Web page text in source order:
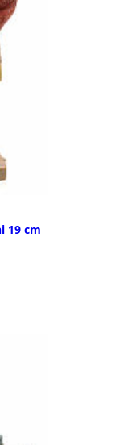
19 cm